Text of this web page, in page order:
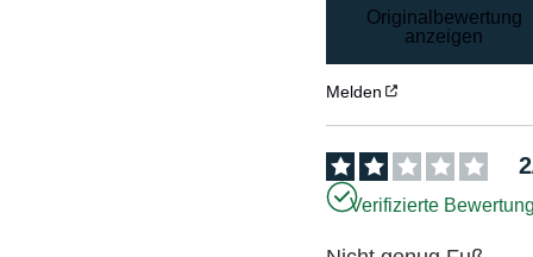
Originalbewertung
anzeigen
Melden
2
Verifizierte